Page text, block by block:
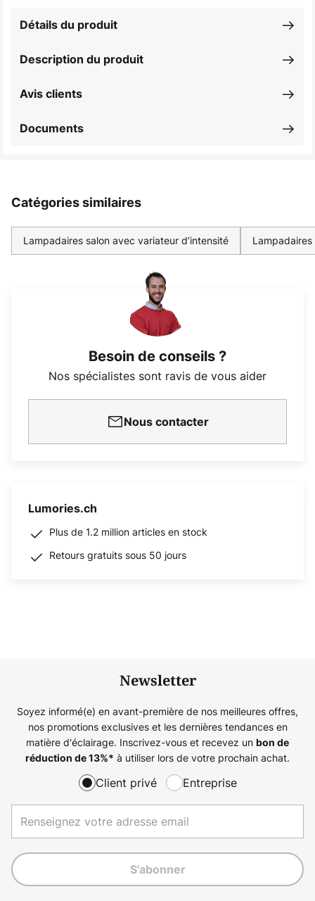
Description du produit
Détails du produit
Avis clients
Documents
Catégories similaires
Lampadaires salon avec variateur d’intensité Lampadaires
Besoin de conseils ?
Nos spécialistes sont ravis de vous aider
Nous contacter
Lumories.ch
Plus de 1.2 million articles en stock
Retours gratuits sous 50 jours
Newsletter
Soyez informé(e) en avant-première de nos meilleures offres,
nos promotions exclusives et les dernières tendances en
matière d'éclairage. Inscrivez-vous et recevez un bon de
réduction de13%* à utiliser lors de votre prochain achat.
Client privé Entreprise
S'abonner